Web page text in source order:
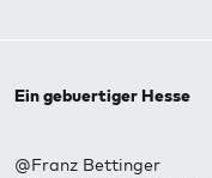
Ein gebuertiger Hesse
@Franz Bettinger